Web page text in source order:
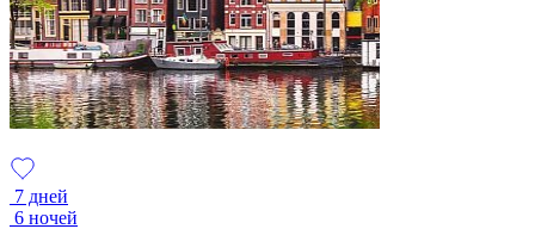
7 дней
6 ночей